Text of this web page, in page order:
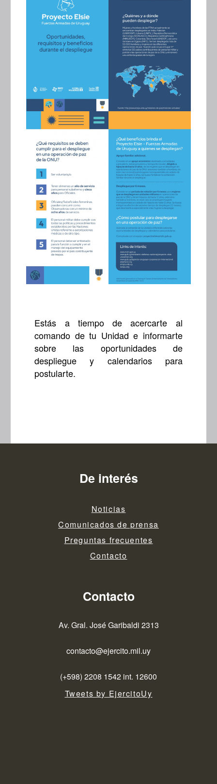
Estás a tiempo de acercarte al
comando de tu Unidad e informarte
sobre las oportunidades de
despliegue y calendarios para
postularte.
De interés
Noticias
Comunicados de prensa
Preguntas frecuentes
Contacto
Contacto
Av. Gral. José Garibaldi 2313
contacto@ejercito.mil.uy
(+598) 2208 1542 int. 12600
Tweets by EjercitoUy